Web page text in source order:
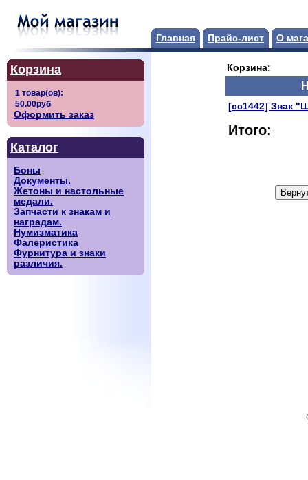
Главная Прайс-лист О
Корзина
Оформить заказ
Каталог
Боны
Документы.
Жетоны и настольные
медали.
Запчасти к знакам и
наградам.
Нумизматика
Фалеристика
Фурнитура и знаки
различия.
Корзина:
[сс1442] Знак
Итого: